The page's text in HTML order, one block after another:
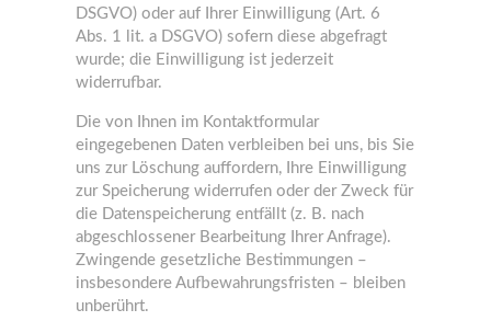
DSGVO) oder auf Ihrer Einwilligung (Art. 6
Abs. 1 lit. a DSGVO) sofern diese abgefragt
wurde; die Einwilligung ist jederzeit
widerrufbar.
Die von Ihnen im Kontaktformular
eingegebenen Daten verbleiben bei uns, bis Sie
uns zur Löschung auffordern, Ihre Einwilligung
zur Speicherung widerrufen oder der Zweck für
die Datenspeicherung entfällt (z. B. nach
abgeschlossener Bearbeitung Ihrer Anfrage).
Zwingende gesetzliche Bestimmungen –
insbesondere Aufbewahrungsfristen – bleiben
unberührt.